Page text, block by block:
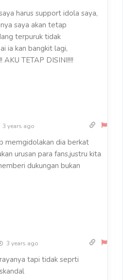
harus support idola saya,
saya akan tetap
terpuruk tidak
ia kan bangkit lagi,
AKU TETAP DISINI!!!!
3 years ago
memgidolakan dia berkat
urusan para fans,justru kita
dukungan bukan
3 years ago
tapi tidak seprti